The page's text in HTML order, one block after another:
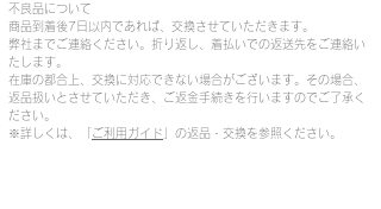
不良品について
商品到着後7日以内であれば、交換させていただきます。
弊社までご連絡ください。折り返し、着払いでの返送先をご連絡い
たします。
在庫の都合上、交換に対応できない場合がございます。その場合、
返品扱いとさせていただき、ご返金手続きを行いますのでご了承く
ださい。
※詳しくは、「 ご利用ガイド 」の返品・交換を参照ください。